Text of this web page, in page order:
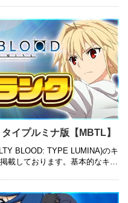
イプルミナ版【MBTL】
BLOOD: TYPE LUMINA)のキ
載しております。基本的なキャ